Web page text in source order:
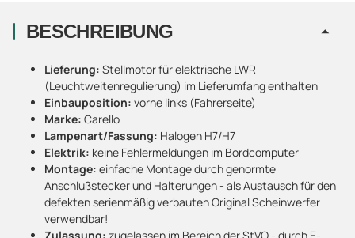
BESCHREIBUNG
Lieferung: Stellmotor für elektrische LWR
(Leuchtweitenregulierung) im Lieferumfang enthalten
Einbauposition: vorne links (Fahrerseite)
Marke: Carello
Lampenart/Fassung: Halogen H7/H7
Elektrik: keine Fehlermeldungen im Bordcomputer
Montage: einfache Montage durch genormte
Anschlußstecker und Halterungen - als Austausch für den
defekten serienmäßig verbauten Original Scheinwerfer
verwendbar!